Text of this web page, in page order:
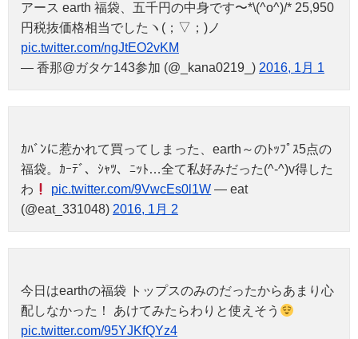
アース earth 福袋、五千円の中身です〜*\(^o^)/* 25,950
円税抜価格相当でしたヽ(；▽；)ノ
pic.twitter.com/ngJtEO2vKM
— 香那@ガタケ143参加 (@_kana0219_) 2016, 1月 1
ｶﾊﾞﾝに惹かれて買ってしまった、earth～のﾄｯﾌﾟｽ5点の
福袋。ｶｰﾃﾞ、ｼｬﾂ、ﾆｯﾄ…全て私好みだった(^-^)v得した
わ
pic.twitter.com/9VwcEs0l1W — eat
(@eat_331048) 2016, 1月 2
今日はearthの福袋 トップスのみのだったからあまり心
配しなかった！ あけてみたらわりと使えそう
pic.twitter.com/95YJKfQYz4